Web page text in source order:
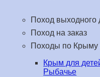
Поход выходного
Поход на заказ
Походы по Крыму
Крым для
Рыбачье